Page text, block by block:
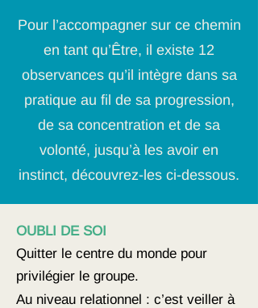
Pour l’accompagner sur ce chemin
en tant qu’Être, il existe 12
observances qu’il intègre dans sa
pratique au fil de sa progression,
de sa concentration et de sa
volonté, jusqu’à les avoir en
instinct, découvrez-les ci-dessous.
OUBLI DE SOI
Quitter le centre du monde pour
privilégier le groupe.
Au niveau relationnel : c’est veiller à